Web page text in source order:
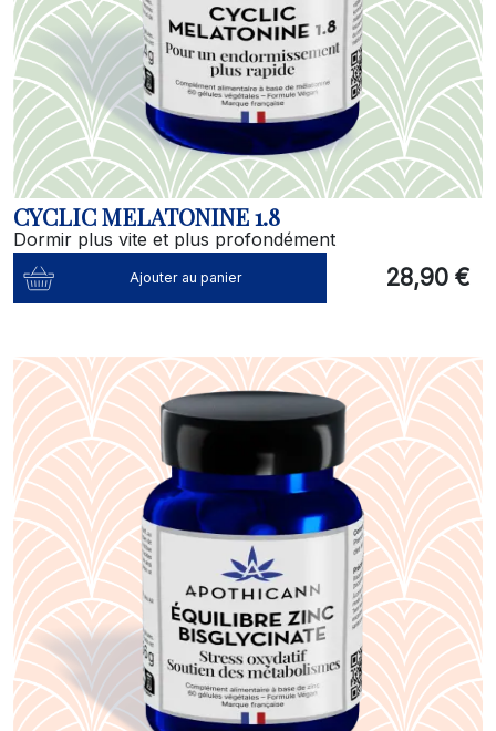
CYCLIC MELATONINE 1.8
Dormir plus vite et plus profondément
Ajouter au panier 28,90 €